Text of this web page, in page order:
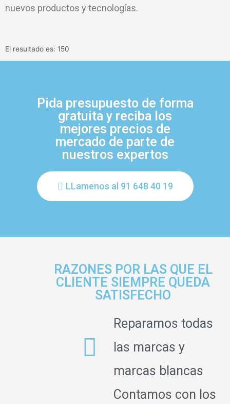
nuevos productos y tecnologías.
El resultado es: 150
Pida presupuesto de forma
gratuita y reciba los
mejores precios de
mercado de parte de
nuestros expertos
LLamenos al 91 648 40 19
RAZONES POR LAS QUE EL
CLIENTE SIEMPRE QUEDA
SATISFECHO
Reparamos todas
las marcas y
marcas blancas
Contamos con los